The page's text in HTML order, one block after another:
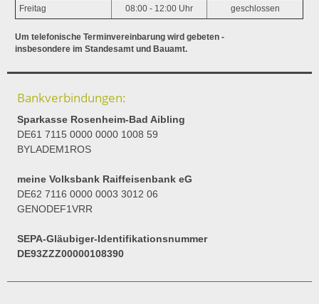
Freitag 08:00 - 12:00 Uhr geschlossen
Um telefonische Terminvereinbarung wird gebeten -
insbesondere im Standesamt und Bauamt.
Bankverbindungen:
Sparkasse Rosenheim-Bad Aibling
DE61 7115 0000 0000 1008 59
BYLADEM1ROS
meine Volksbank Raiffeisenbank eG
DE62 7116 0000 0003 3012 06
GENODEF1VRR
SEPA-Gläubiger-Identifikationsnummer
DE93ZZZ00000108390